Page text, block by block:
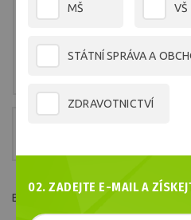
Barva č.1605
MŠ VŠ
STÁTNÍ SPRÁVA A
ZDRAVOTNICTVÍ
02. ZADEJTE E-MAIL A